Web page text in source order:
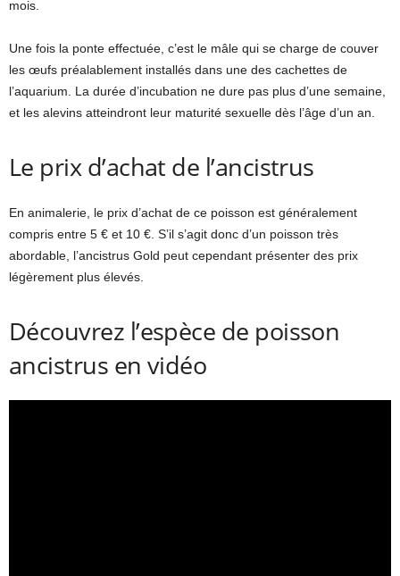
mois.
Une fois la ponte effectuée, c’est le mâle qui se charge de couver
les œufs préalablement installés dans une des cachettes de
l’aquarium. La durée d’incubation ne dure pas plus d’une semaine,
et les alevins atteindront leur maturité sexuelle dès l’âge d’un an.
Le prix d’achat de l’ancistrus
En animalerie, le prix d’achat de ce poisson est généralement
compris entre 5 € et 10 €. S’il s’agit donc d’un poisson très
abordable, l’ancistrus Gold peut cependant présenter des prix
légèrement plus élevés.
Découvrez l’espèce de poisson
ancistrus en vidéo